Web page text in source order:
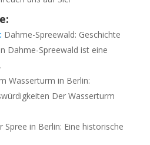
Dahme-Spreewald: Geschichte
Dahme-Spreewald ist eine
Wasserturm in Berlin:
Der Wasserturm
Spree in Berlin: Eine historische